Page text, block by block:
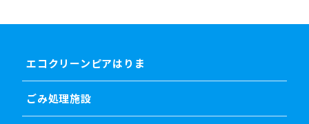
エコクリーンピアはりま
ごみ処理施設